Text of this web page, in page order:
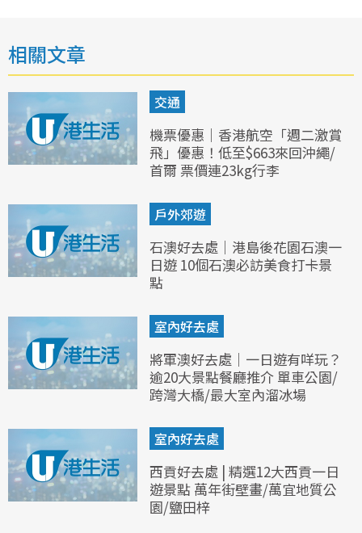
相關文章
交通
機票優惠｜香港航空「週二激賞
飛」優惠！低至$663來回沖繩/
首爾 票價連23kg行李
戶外郊遊
石澳好去處｜港島後花園石澳一
日遊 10個石澳必訪美食打卡景
點
室內好去處
將軍澳好去處｜一日遊有咩玩？
逾20大景點餐廳推介 單車公園/
跨灣大橋/最大室內溜冰場
室內好去處
西貢好去處 | 精選12大西貢一日
遊景點 萬年街壁畫/萬宜地質公
園/鹽田梓